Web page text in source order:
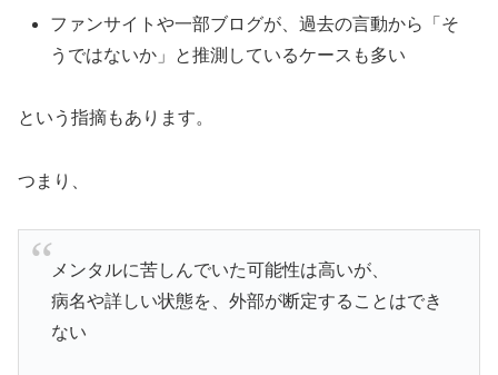
ファンサイトや一部ブログが、過去の言動から「そ
うではないか」と推測しているケースも多い
という指摘もあります。
つまり、
メンタルに苦しんでいた可能性は高いが、
病名や詳しい状態を、外部が断定することはでき
ない